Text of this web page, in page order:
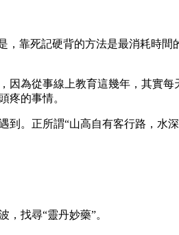
靠死記硬背的方法是最消耗時
為從事線上教育這幾年，其實
疼的事情。
。正所謂“山高自有客行路，水
找尋“靈丹妙藥”。